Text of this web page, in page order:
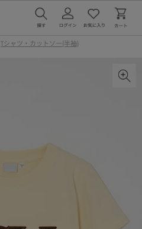
Tシャツ・カットソー(半袖)